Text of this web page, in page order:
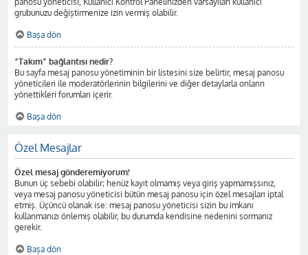
grubunuzu değiştirmenize izin vermiş olabilir.
Başa dön
“Takım” bağlantısı nedir?
Bu sayfa mesaj panosu yönetiminin bir listesini size belirtir, mesaj panosu
yöneticileri ile moderatörlerinin bilgilerini ve diğer detaylarla onların
yönettikleri forumları içerir.
Başa dön
Özel Mesajlar
Özel mesaj gönderemiyorum!
Bunun üç sebebi olabilir; henüz kayıt olmamış veya giriş yapmamışsınız,
veya mesaj panosu yöneticisi bütün mesaj panosu için özel mesajları iptal
etmiş. Üçüncü olanak ise: mesaj panosu yöneticisi sizin bu imkanı
kullanmanızı önlemiş olabilir, bu durumda kendisine nedenini sormanız
gerekir.
Başa dön